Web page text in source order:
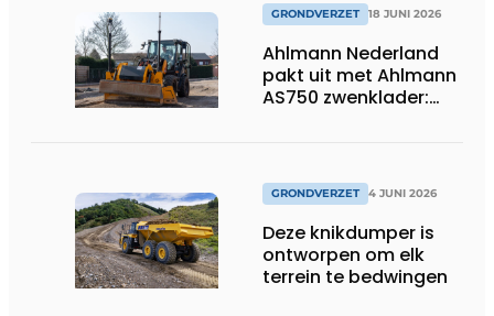
GRONDVERZET 18 JUNI 2026
Ahlmann Nederland
pakt uit met Ahlmann
AS750 zwenklader:
besturing.
GRONDVERZET 4 JUNI 2026
Deze knikdumper is
ontworpen om elk
terrein te bedwingen